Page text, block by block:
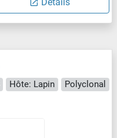
Détails
Hôte: Lapin
Polyclonal